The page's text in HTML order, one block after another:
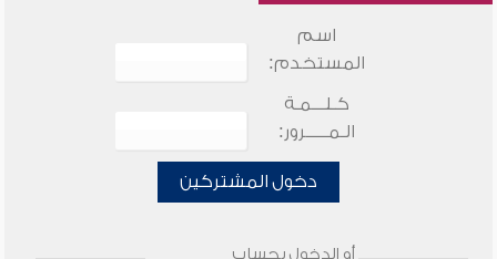
اسم
المستخدم:
كـلـــمـة
الـمـــــرور:
دخول المشتركين
أو الدخول بحساب